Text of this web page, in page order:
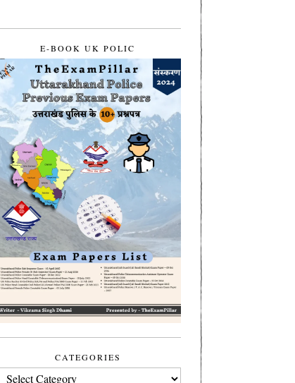
E-BOOK UK POLIC
CATEGORIES
CATEGORIES